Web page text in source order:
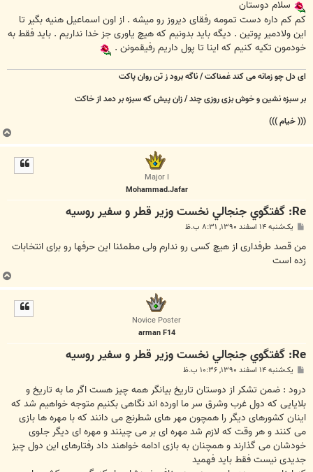
تسلام دوستان
کم کم داره دست تمومه رفقای دیروز رو میشه . از اون اسماعیل هنیه بگیر تا
این ولادمیر پوتین . دیگه باید بدونیم که هیچ یاوری جز خدا نداریم . باید فقط به
خودمون تکیه کنیم که اینا تا پول داریم رفیقمونن .
ای دل چو زمانه می کند غمناکت / ناگه برود ز تن روان پاکت
بر سبزه نشین و خوش بزی روزی چند / زان پیش که سبزه بر دمد از خاکت
((( خیام )))
Major I
Mohammad.Jafar
Re: گفتگوي جنجالي نخست وزير قطر و سفير روسيه
ت
یک‌شنبه ۱۴ اسفند ۱۳۹۰, ۸:۳۱ ب.ظ
من قصد طرفداری از هیچ کسی رو ندارم ولی مطمئنا این حرفها رو برای انتخابات
زده است
Novice Poster
arman F14
Re: گفتگوي جنجالي نخست وزير قطر و سفير روسيه
ت
یک‌شنبه ۱۴ اسفند ۱۳۹۰, ۱۰:۳۶ ب.ظ
درود : ضمن تشکر از دوستان تاریخ بیانگر همه چیز هست اگر ما به تاریخ و
بلایایی که دول غرب وشرق سر ما اورده اند نگاهی بکنیم متوجه خواهیم شد که
اینان کشورهای دیگر را همچون مهر های شطرنج می دانند که با مهره ها بازی
می کنند و هر وقت که لازم شد مهره ای بر می چینند و مهره ای دیگر جلوی
خودشان می گذارند و همچنان به بازی ادامه خواهند داد رفتارهای این دول چیز
جدیدی نیست فقط باید فهمید